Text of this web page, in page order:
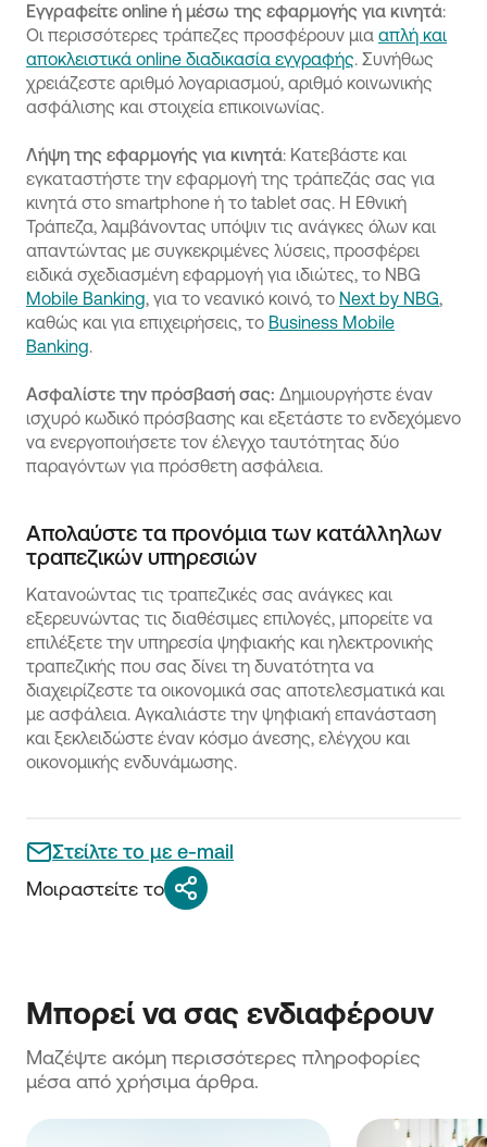
Εγγραφείτε online ή μέσω της εφαρμογής για κινητά:
Οι περισσότερες τράπεζες προσφέρουν μια απλή και
αποκλειστικά online διαδικασία εγγραφής. Συνήθως
χρειάζεστε αριθμό λογαριασμού, αριθμό κοινωνικής
ασφάλισης και στοιχεία επικοινωνίας.
Λήψη της εφαρμογής για κινητά: Κατεβάστε και
εγκαταστήστε την εφαρμογή της τράπεζάς σας για
κινητά στο smartphone ή το tablet σας. Η Εθνική
Τράπεζα, λαμβάνοντας υπόψιν τις ανάγκες όλων και
απαντώντας με συγκεκριμένες λύσεις, προσφέρει
ειδικά σχεδιασμένη εφαρμογή για ιδιώτες, το NBG
Mobile Banking, για το νεανικό κοινό, το Next by NBG,
καθώς και για επιχειρήσεις, το Business Mobile
Banking.
Ασφαλίστε την πρόσβασή σας: Δημιουργήστε έναν
ισχυρό κωδικό πρόσβασης και εξετάστε το ενδεχόμενο
να ενεργοποιήσετε τον έλεγχο ταυτότητας δύο
παραγόντων για πρόσθετη ασφάλεια.
Απολαύστε τα προνόμια των κατάλληλων
τραπεζικών υπηρεσιών
Κατανοώντας τις τραπεζικές σας ανάγκες και
εξερευνώντας τις διαθέσιμες επιλογές, μπορείτε να
επιλέξετε την υπηρεσία ψηφιακής και ηλεκτρονικής
τραπεζικής που σας δίνει τη δυνατότητα να
διαχειρίζεστε τα οικονομικά σας αποτελεσματικά και
με ασφάλεια. Αγκαλιάστε την ψηφιακή επανάσταση
και ξεκλειδώστε έναν κόσμο άνεσης, ελέγχου και
οικονομικής ενδυνάμωσης.
Στείλτε το με e-mail
Μοιραστείτε το
Μπορεί να σας ενδιαφέρουν
Μαζέψτε ακόμη περισσότερες πληροφορίες
μέσα από χρήσιμα άρθρα.